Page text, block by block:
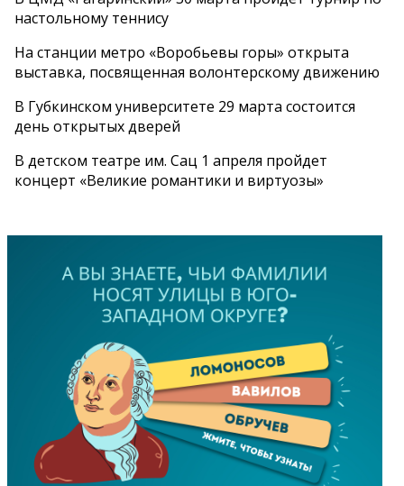
настольному теннису
На станции метро «Воробьевы горы» открыта
выставка, посвященная волонтерскому движению
В Губкинском университете 29 марта состоится
день открытых дверей
В детском театре им. Сац 1 апреля пройдет
концерт «Великие романтики и виртуозы»